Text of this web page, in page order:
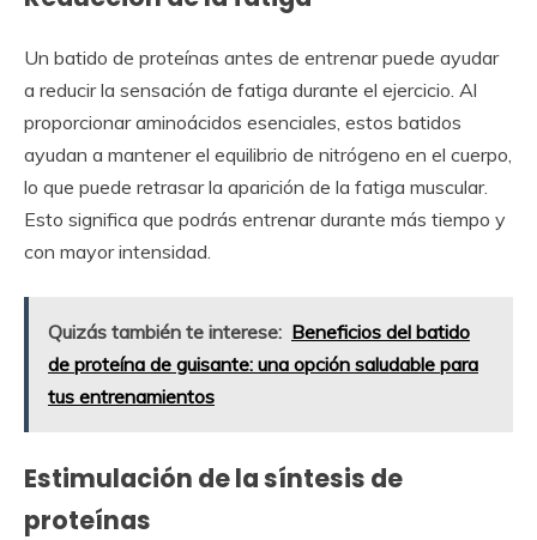
Un batido de proteínas antes de entrenar puede ayudar
a reducir la sensación de fatiga durante el ejercicio. Al
proporcionar aminoácidos esenciales, estos batidos
ayudan a mantener el equilibrio de nitrógeno en el cuerpo,
lo que puede retrasar la aparición de la fatiga muscular.
Esto significa que podrás entrenar durante más tiempo y
con mayor intensidad.
Quizás también te interese: Beneficios del batido
de proteína de guisante: una opción saludable para
tus entrenamientos
Estimulación de la síntesis de
proteínas